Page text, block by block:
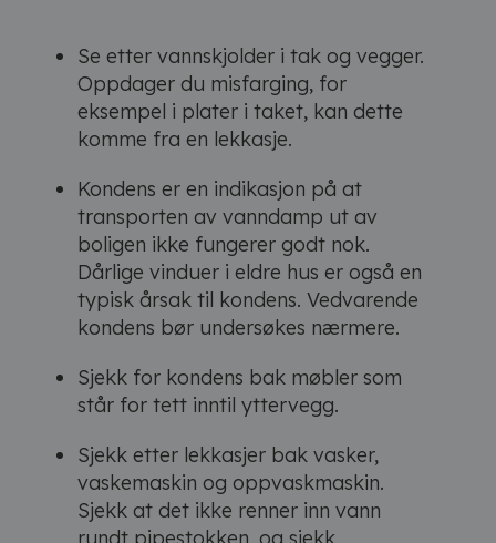
Se etter vannskjolder i tak og vegger.
Oppdager du misfarging, for
eksempel i plater i taket, kan dette
komme fra en lekkasje.
Kondens er en indikasjon på at
transporten av vanndamp ut av
boligen ikke fungerer godt nok.
Dårlige vinduer i eldre hus er også en
typisk årsak til kondens. Vedvarende
kondens bør undersøkes nærmere.
Sjekk for kondens bak møbler som
står for tett inntil yttervegg.
Sjekk etter lekkasjer bak vasker,
vaskemaskin og oppvaskmaskin.
Sjekk at det ikke renner inn vann